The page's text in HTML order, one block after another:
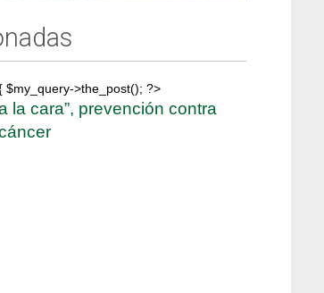
$my_query->the_post(); ?>
la cara”, prevención contra